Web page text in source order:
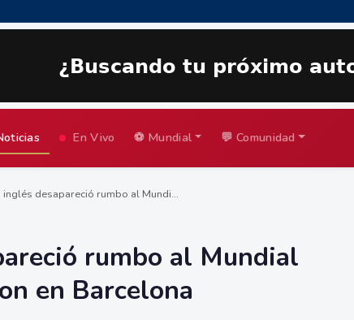
En Vivo ⚽ Mundial 💬 Comunidad
inglés desapareció rumbo al Mundi...
rumbo al Mundial
en Barcelona